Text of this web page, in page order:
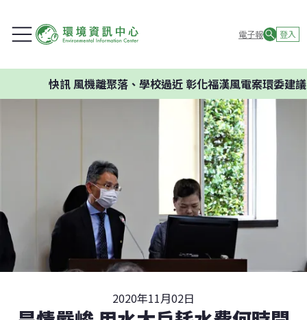
電子報 登入
風機離聚落、學校過近 彰化福漢風電案環委建議不應
2020年11月02日